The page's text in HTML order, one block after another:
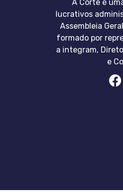
A Corte é
lucrativos
Assembleia
formado por
a integram,
e